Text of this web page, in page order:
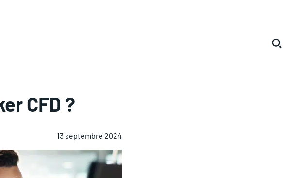
CFD ?
13 septembre 2024